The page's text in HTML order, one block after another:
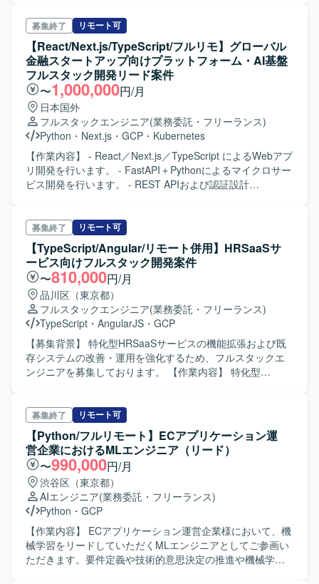
で頻度高く施策をリリースできる環境です。デザイナーや
エンジニア、広告事業企画チームなど多職種と連携しなが
ら、体験設計を推進していきます。
少人数チームでスピード感のあるPDCAを回しながらPdMと
しての判断軸を短期間で鍛えられます。 広告とECが掛け合
わさった希少性の高い領域で経験を積むことで、将来的に
シニアPdMやプロダクト責任者などへのキャリアパスが開
けます。 AIやLLMツールを積極的に活用する文化があり、
生産性を高めながら一人で担える範囲を広げていける環境
です。 【開発環境】 バックエンド言語としてGoを用い、
Google Cloud（Cloud Run、Cloud Spanner、Pub/Subな
ど）のフルマネージドサービス上でプロダクトを構築して
います。 gRPCやProtocol Buffersを用いた通信や、GitHub
ActionsおよびCloud BuildによるCI/CD環境を整備していま
す。 Terraformによる構成管理や、Cloud Monitoring・
Cloud Logging・Cloud Traceを用いたモニタリング基盤を
を活用し、データに基づく意思決定を行っています。
GitHub、Slack、Notion、Figmaなどのツールを利用し、ア
ジャイル開発スタイルで高頻度のデプロイと施策リリース
を行っています。
（160本）、SQL（153本）、ダッシュボード帳票（73機
能）の管理を行います。
募集終了 リモート可
【React/Next.js/TypeScript/フルリモ】グローバル
金融スタートアップ向けプラットフォーム・AI基盤
フルスタック開発リード案件
〜1,000,000円/月
日本国外
フルスタックエンジニア(業務委託・フリーランス)
Python ・ Next.js ・ GCP ・ Kubernetes
【作業内容】 - React／Next.js／TypeScript によるWebアプ
リ開発を行います。 - FastAPI＋Pythonによるマイクロサー
ビス開発を行います。 - REST APIおよび認証設計
す。 - AIモデル連携、RAG技術のプロダクション適用を行
います。 - 日本チームと米国チーム間の技術コミュニケー
ション支援を行います。 - CTOの補佐としてPM的な役割も
含めて対応いただきます。 【開発環境】 - フロント：React
／Next.js／TypeScript／Tailwind - バックエンド：Python／
FastAPI／SQLAlchemy／REST API - インフラ：Docker／
Kubernetes／GCP（Cloud Run, Cloud Functions, Firestore
など） - ML／AI：Vertex AI、RAG技術、ETLパイプライン
など
募集終了 リモート可
【TypeScript/Angular/リモート併用】HRSaaSサ
ービス向けフルスタック開発案件
〜810,000円/月
品川区（東京都）
フルスタックエンジニア(業務委託・フリーランス)
TypeScript ・ AngularJS ・ GCP
【募集背景】 特化型HRSaaSサービスの機能拡張および既
存システムの改善・運用を強化するため、フルスタックエ
ンジニアを募集しております。 【作業内容】 特化型
では、CloudFunctions上でのTypeScript／Node.jsによるロ
ジック実装を行います。 フロントエンドでは、Angular／
TypeScriptを用いた画面および機能開発を行います。 複雑
な業務仕様やロジックを解析し、関係者との連携を通じて
仕様をキャッチアップしていただきます。 長期的なサービ
ス成長を見据えた継続的な保守および改善対応を推進して
いただきます。 【求める人物像】 複雑な業務仕様やビジネ
スロジックを理解することにやりがいを感じられる方を求
めています。 ドキュメントが少ない環境でも、主体的なコ
ミュニケーションを通じて情報を収集し、自走できる方を
歓迎いたします。 長期的な視点でサービス成長にコミット
募集終了 リモート可
【Python/フルリモート】ECアプリケーション運
営企業におけるMLエンジニア（リード）
〜990,000円/月
渋谷区（東京都）
AIエンジニア(業務委託・フリーランス)
Python ・ GCP
【作業内容】 ECアプリケーション運営企業様において、機
械学習をリードしていただくMLエンジニアとしてご参画い
ただきます。要件定義や技術的意思決定の推進や機械学習